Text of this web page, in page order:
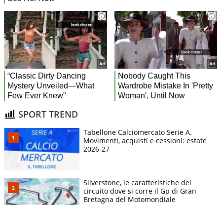
SPORT TREND
Tabellone Calciomercato Serie A.
Movimenti, acquisti e cessioni: estate
2026-27
Silverstone, le caratteristiche del
circuito dove si corre il Gp di Gran
Bretagna del Motomondiale